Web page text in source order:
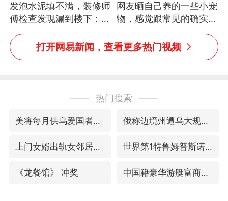
发泡水泥填不满，装修师
傅检查发现漏到楼下：出
风口未延伸到外墙
网友晒自己养的一些小宠
物，感觉跟常见的确实有
些不一样
打开网易新闻，查看更多热门视频
热门搜索
美将每月供乌爱国者拦截导弹 俄称边境州遭乌大规模袭击已致13伤
上门女婿出轨女邻居多年被判重婚罪 世界第1特鲁姆普斯诺克中国赛一轮游
《龙餐馆》 冲奖 中国籍豪华游艇富商之子在泰国被杀